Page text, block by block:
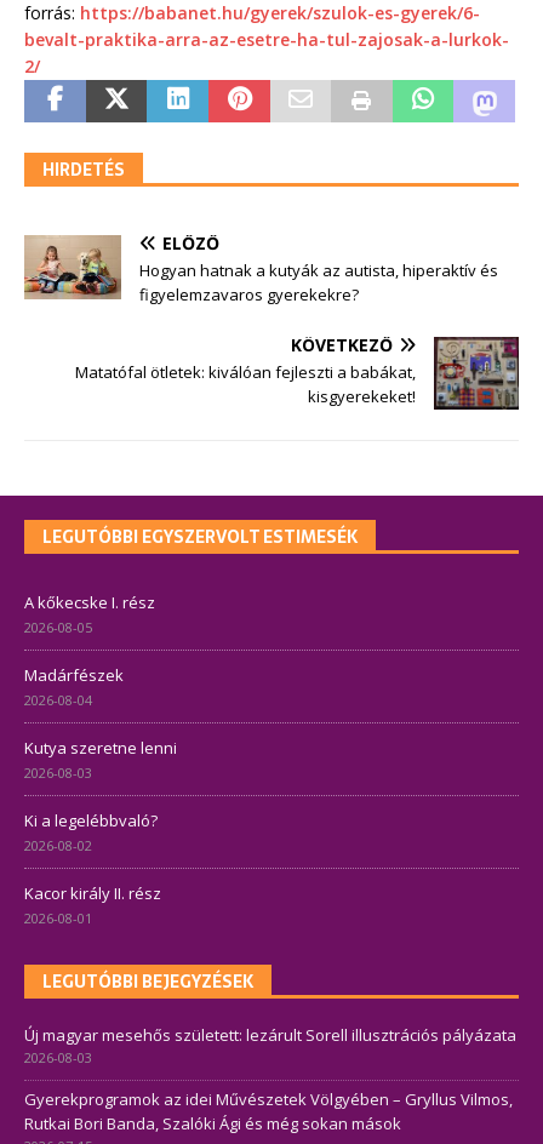
forrás: https://babanet.hu/gyerek/szulok-es-gyerek/6-
bevalt-praktika-arra-az-esetre-ha-tul-zajosak-a-lurkok-
2/
HIRDETÉS
ELŐZŐ
Hogyan hatnak a kutyák az autista, hiperaktív és
figyelemzavaros gyerekekre?
KÖVETKEZŐ
Matatófal ötletek: kiválóan fejleszti a babákat,
kisgyerekeket!
LEGUTÓBBI EGYSZERVOLT ESTIMESÉK
A kőkecske I. rész
2026-08-05
Madárfészek
2026-08-04
Kutya szeretne lenni
2026-08-03
Ki a legelébbvaló?
2026-08-02
Kacor király II. rész
2026-08-01
LEGUTÓBBI BEJEGYZÉSEK
Új magyar mesehős született: lezárult Sorell illusztrációs pályázata
2026-08-03
Gyerekprogramok az idei Művészetek Völgyében – Gryllus Vilmos,
Rutkai Bori Banda, Szalóki Ági és még sokan mások